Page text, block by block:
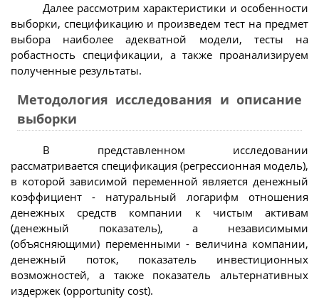
Далее рассмотрим характеристики и особенности
выборки, спецификацию и произведем тест на предмет
выбора наиболее адекватной модели, тесты на
робастность спецификации, а также проанализируем
полученные результаты.
Методология исследования и описание
выборки
В представленном исследовании
рассматривается спецификация (регрессионная модель),
в которой зависимой переменной является денежный
коэффициент - натуральный логарифм отношения
денежных средств компании к чистым активам
(денежный показатель), а независимыми
(объясняющими) переменными - величина компании,
денежный поток, показатель инвестиционных
возможностей, а также показатель альтернативных
издержек (opportunity cost).